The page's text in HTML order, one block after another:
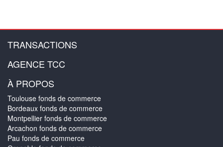
TRANSACTIONS
AGENCE TCC
À PROPOS
Toulouse fonds de commerce
Bordeaux fonds de commerce
Montpellier fonds de commerce
Arcachon fonds de commerce
Pau fonds de commerce